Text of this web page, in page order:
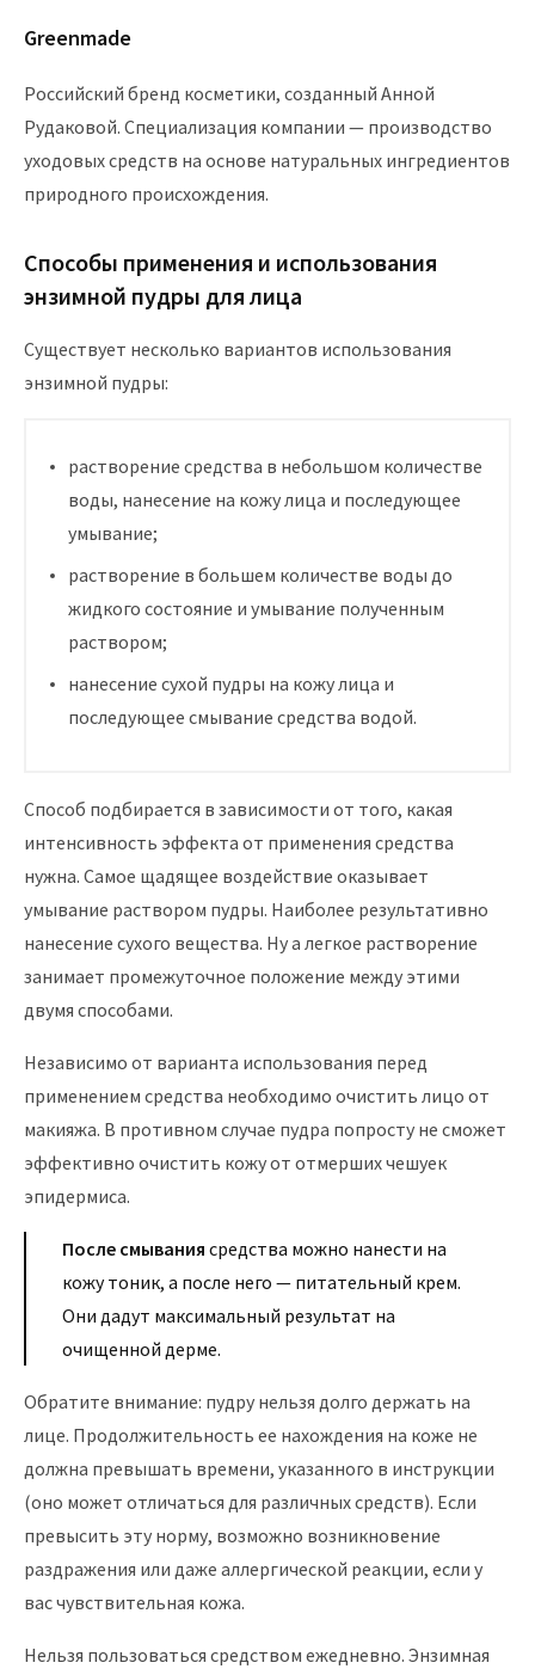
Greenmade
Российский бренд косметики, созданный Анной
Рудаковой. Специализация компании — производство
уходовых средств на основе натуральных ингредиентов
природного происхождения.
Способы применения и использования
энзимной пудры для лица
Существует несколько вариантов использования
энзимной пудры:
растворение средства в небольшом количестве
воды, нанесение на кожу лица и последующее
умывание;
растворение в большем количестве воды до
жидкого состояние и умывание полученным
раствором;
нанесение сухой пудры на кожу лица и
последующее смывание средства водой.
Способ подбирается в зависимости от того, какая
интенсивность эффекта от применения средства
нужна. Самое щадящее воздействие оказывает
умывание раствором пудры. Наиболее результативно
нанесение сухого вещества. Ну а легкое растворение
занимает промежуточное положение между этими
двумя способами.
Независимо от варианта использования перед
применением средства необходимо очистить лицо от
макияжа. В противном случае пудра попросту не сможет
эффективно очистить кожу от отмерших чешуек
эпидермиса.
После смывания средства можно нанести на
кожу тоник, а после него — питательный крем.
Они дадут максимальный результат на
очищенной дерме.
Обратите внимание: пудру нельзя долго держать на
лице. Продолжительность ее нахождения на коже не
должна превышать времени, указанного в инструкции
(оно может отличаться для различных средств). Если
превысить эту норму, возможно возникновение
раздражения или даже аллергической реакции, если у
вас чувствительная кожа.
Нельзя пользоваться средством ежедневно. Энзимная